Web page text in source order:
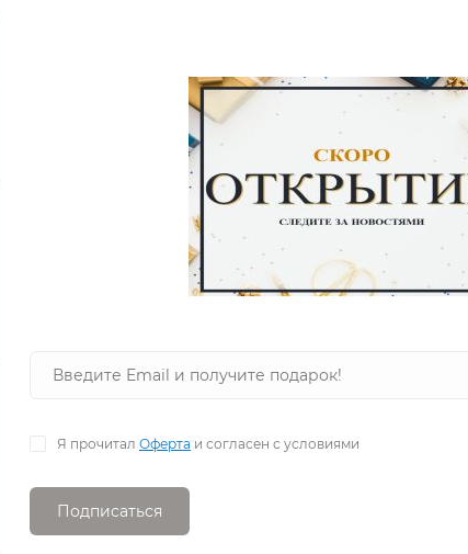
zastilem.ru
при температуре до 30°, гладить при температуре до
Я прочитал Оферта и согласен с условиями
Подписаться